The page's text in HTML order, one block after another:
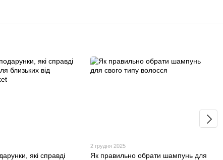
які справді
2 грудня 2025
Як правильно обрати шампунь для